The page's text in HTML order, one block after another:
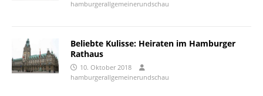
hamburgerallgemeinerundschau
Beliebte Kulisse: Heiraten im Hamburger
Rathaus
10. Oktober 2018
hamburgerallgemeinerundschau